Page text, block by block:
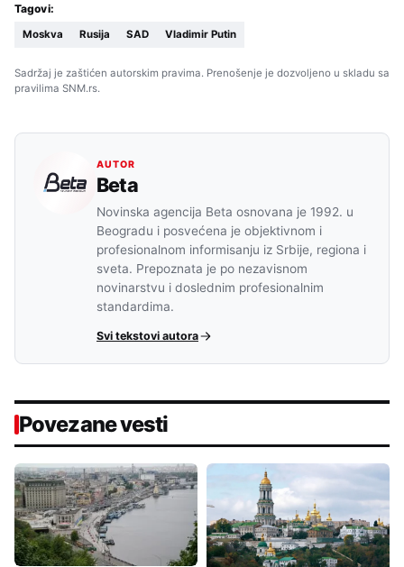
Tagovi:
Moskva Rusija SAD Vladimir Putin
Sadržaj je zaštićen autorskim pravima. Prenošenje je dozvoljeno u skladu sa
pravilima SNM.rs.
AUTOR
Beta
Novinska agencija Beta osnovana je 1992. u
Beogradu i posvećena je objektivnom i
profesionalnom informisanju iz Srbije, regiona i
sveta. Prepoznata je po nezavisnom
novinarstvu i doslednim profesionalnim
standardima.
Svi tekstovi autora
Povezane vesti